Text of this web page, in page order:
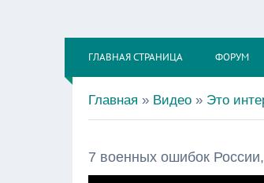
ГЛАВНАЯ СТРАНИЦА ФОРУМ
Главная » Видео » Это
7 военных ошибок